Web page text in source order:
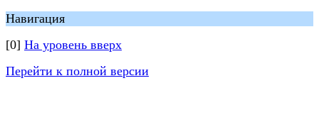
Навигация
[0] На уровень вверх
Перейти к полной версии